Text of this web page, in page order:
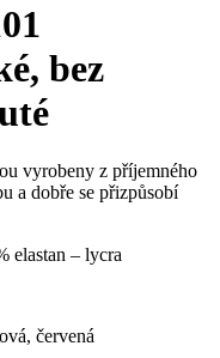
bez
vyrobeny z příjemného
a dobře se přizpůsobí
elastan – lycra
červená